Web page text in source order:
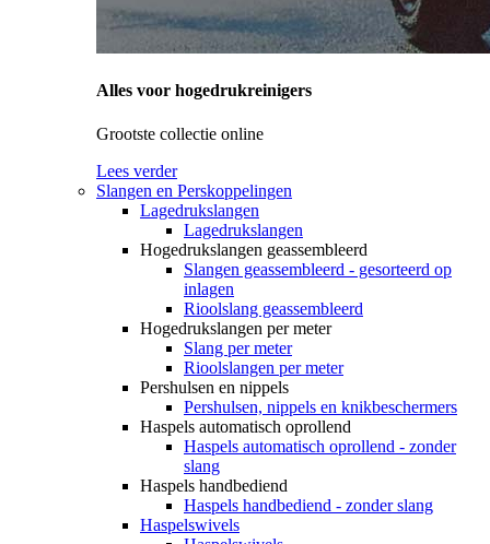
Alles voor hogedrukreinigers
Grootste collectie online
Lees verder
Slangen en Perskoppelingen
Lagedrukslangen
Lagedrukslangen
Hogedrukslangen geassembleerd
Slangen geassembleerd - gesorteerd op
inlagen
Rioolslang geassembleerd
Hogedrukslangen per meter
Slang per meter
Rioolslangen per meter
Pershulsen en nippels
Pershulsen, nippels en knikbeschermers
Haspels automatisch oprollend
Haspels automatisch oprollend - zonder
slang
Haspels handbediend
Haspels handbediend - zonder slang
Haspelswivels